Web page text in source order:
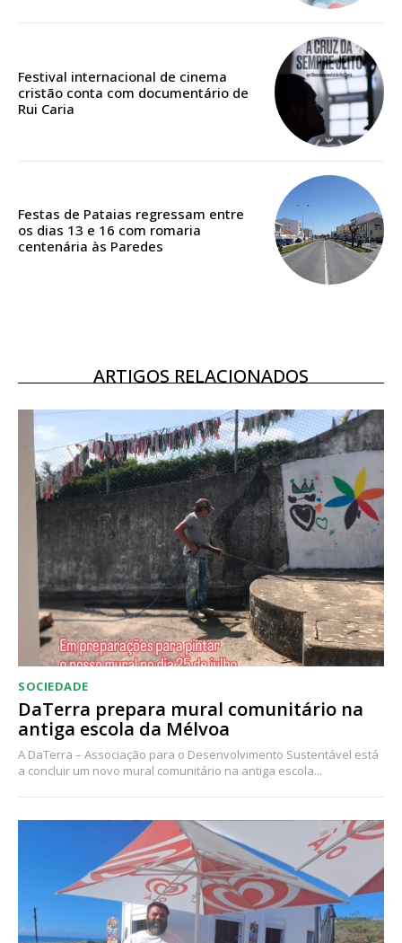
Acesso aos conteúdos Exclusivos para
assinantes
12 meses
Acesso ao conteúdo online
Acesso aos conteúdos Exclusivos para
assinantes
Ofertas para assinatura anual
Escolha o plano
Festival internacional de cinema
cristão conta com documentário de
Rui Caria
Festas de Pataias regressam entre
os dias 13 e 16 com romaria
centenária às Paredes
ARTIGOS RELACIONADOS
SOCIEDADE
DaTerra prepara mural comunitário na
antiga escola da Mélvoa
A DaTerra – Associação para o Desenvolvimento Sustentável está
a concluir um novo mural comunitário na antiga escola...